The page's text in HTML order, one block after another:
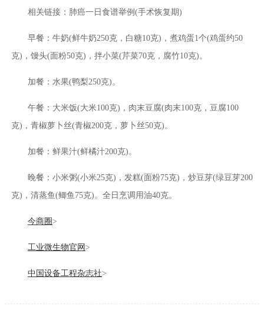
相关链接：肺癌一日食谱举例(手术恢复期)
早餐：牛奶(鲜牛奶250克，白糖10克)，煮鸡蛋1个(鸡蛋约50
克)，馒头(面粉50克)，拌小菜(芹菜70克，腐竹10克)。
加餐：水果(鸭梨250克)。
午餐：大米饭(大米100克)，肉末豆腐(肉末100克，豆腐100
克)，青椒萝卜丝(青椒200克，萝卜丝50克)。
加餐：鲜果汁(鲜橘汁200克)。
晚餐：小米粥(小米25克)，发糕(面粉75克)，炒豆芽(绿豆芽200
克)，清蒸鱼(鲫鱼75克)。全日烹调用油40克。
今商圈>
工业微生物官网 >
中国设备工程杂志社>